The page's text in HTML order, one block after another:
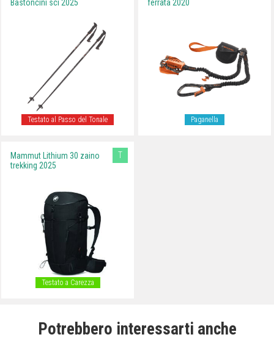
Bastoncini sci 2025
Testato al Passo del Tonale
ferrata 2020
Paganella
Mammut Lithium 30 zaino
trekking 2025
T
Testato a Carezza
Potrebbero interessarti anche